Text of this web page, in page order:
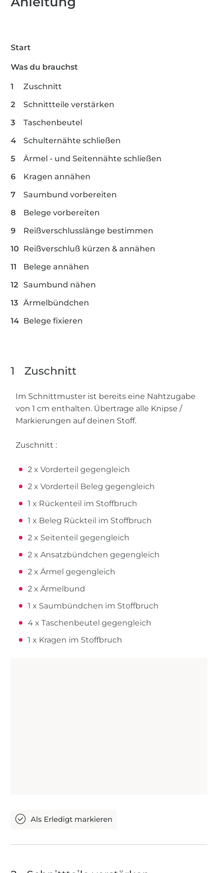
Ärmelbündchen etwas verlängert.
Hier findest du übrigens weitere
(M60)
1,3 m Vlieseline
1 m Markierhilfen
Start
Was du brauchst
Zuschnitt
Schnittteile verstärken
Taschenbeutel
Schulternähte schließen
Ärmel - und Seitennähte schließen
Kragen annähen
Saumbund vorbereiten
Belege vorbereiten
Reißverschlusslänge bestimmen
Reißverschluß kürzen & annähen
Belege annähen
Saumbund nähen
Ärmelbündchen
Belege fixieren
1 Zuschnitt
Im Schnittmuster ist bereits eine Nahtzugabe
von 1 cm enthalten. Übertrage alle Knipse /
Markierungen auf deinen Stoff.
Zuschnitt :
2 x Vorderteil gegengleich
2 x Vorderteil Beleg gegengleich
1 x Rückenteil im Stoffbruch
1 x Beleg Rückteil im Stoffbruch
2 x Seitenteil gegengleich
2 x Ansatzbündchen gegengleich
2 x Ärmel gegengleich
2 x Ärmelbund
1 x Saumbündchen im Stoffbruch
4 x Taschenbeutel gegengleich
1 x Kragen im Stoffbruch